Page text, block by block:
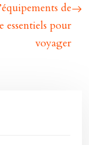
de
essentiels pour
voyager